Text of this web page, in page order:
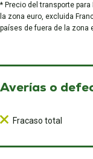
* Precio del transporte
la zona euro, excluida
países de fuera de la zona
Averías o
Fracaso total